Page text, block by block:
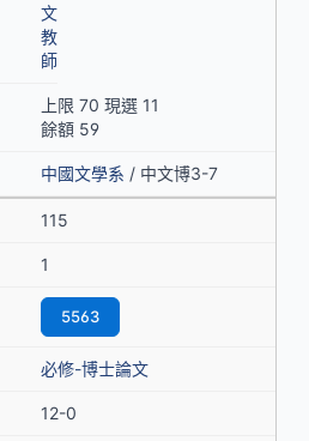
文
教
師
上限 70 現選 11
餘額 59
中國文學系 / 中文博3-7
115
1
5563
必修-博士論文
12-0